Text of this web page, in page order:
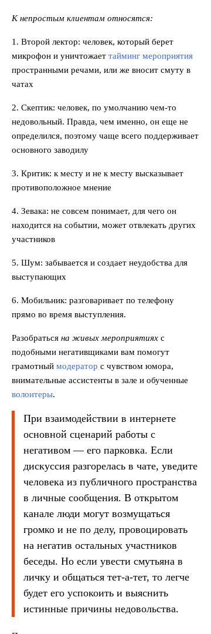
К непростым клиентам относятся:
1. Второй лектор: человек, который берет
микрофон и уничтожает тайминг мероприятия
пространными речами, или же вносит смуту в
чатах
2. Скептик: человек, по умолчанию чем-то
недовольный. Правда, чем именно, он еще не
определился, поэтому чаще всего поддерживает
основного заводилу
3. Критик: к месту и не к месту высказывает
противоположное мнение
4. Зевака: не совсем понимает, для чего он
находится на событии, может отвлекать других
участников
5. Шум: забывается и создает неудобства для
выступающих
6. Мобильник: разговаривает по телефону
прямо во время выступления.
Разобраться на живых мероприятиях с
подобными негативщиками вам помогут
грамотный модератор с чувством юмора,
внимательные ассистенты в зале и обученные
волонтеры.
При взаимодействии в интернете
основной сценарий работы с
негативом — его парковка. Если
дискуссия разгорелась в чате, уведите
человека из публичного пространства
в личные сообщения. В открытом
канале люди могут возмущаться
громко и не по делу, провоцировать
на негатив остальных участников
беседы. Но если увести смутьяна в
личку и общаться тет-а-тет, то легче
будет его успокоить и выяснить
истинные причины недовольства.